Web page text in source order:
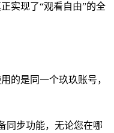
实现了“观看自由”的全
的是同一个玖玖账号，
同步功能，无论您在哪